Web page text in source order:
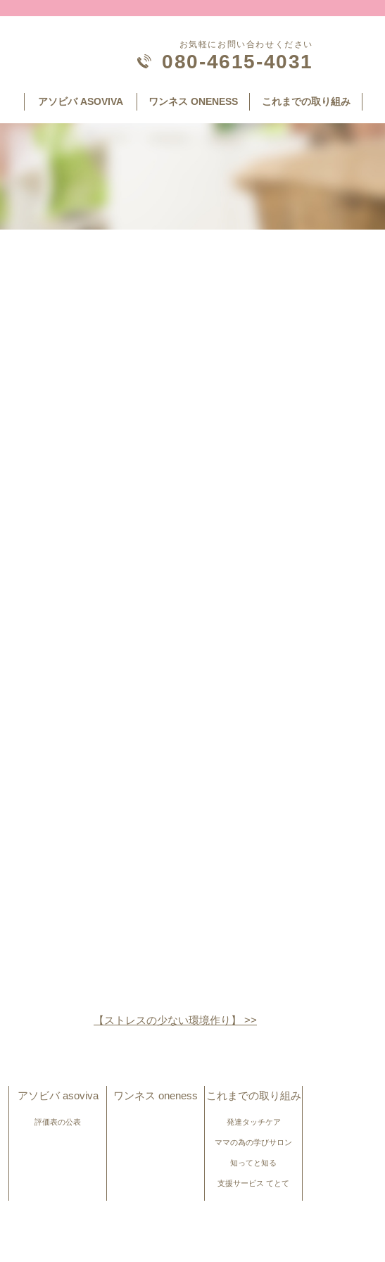
お気軽にお問い合わせください
080-4615-4031
アソビバ ASOVIVA ワンネス ONENESS これまでの取り組み
【ストレスの少ない環境作り】 >>
アソビバ asoviva
評価表の公表
ワンネス oneness これまでの取り組み
発達タッチケア
ママの為の学びサロン
知ってと知る
支援サービス てとて